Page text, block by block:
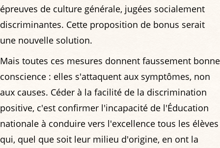
épreuves de culture générale, jugées socialement
discriminantes. Cette proposition de bonus serait
une nouvelle solution.
Mais toutes ces mesures donnent faussement bonne
conscience : elles s'attaquent aux symptômes, non
aux causes. Céder à la facilité de la discrimination
positive, c'est confirmer l'incapacité de l'Éducation
nationale à conduire vers l'excellence tous les élèves
qui, quel que soit leur milieu d'origine, en ont la